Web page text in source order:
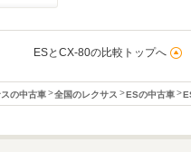
ESとCX-80の比較トップへ
の中古車 全国のレクサス ESの中古車